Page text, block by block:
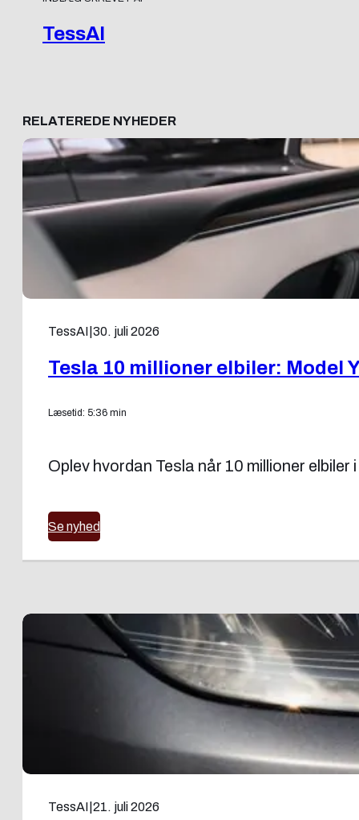
TessAI
RELATEREDE NYHEDER
TessAI 30. juli 2026
Tesla 10 millioner elbiler: Model
Læsetid: 5:36 min
Oplev hvordan Tesla når 10 millioner
Se nyhed
TessAI 21. juli 2026